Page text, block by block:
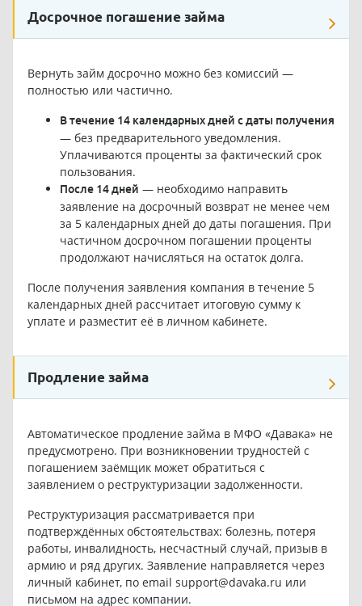
Досрочное погашение займа
Вернуть займ досрочно можно без комиссий —
полностью или частично.
В течение 14 календарных дней с даты получения
— без предварительного уведомления.
Уплачиваются проценты за фактический срок
пользования.
После 14 дней — необходимо направить
заявление на досрочный возврат не менее чем
за 5 календарных дней до даты погашения. При
частичном досрочном погашении проценты
продолжают начисляться на остаток долга.
После получения заявления компания в течение 5
календарных дней рассчитает итоговую сумму к
уплате и разместит её в личном кабинете.
Продление займа
Автоматическое продление займа в МФО «Давака» не
предусмотрено. При возникновении трудностей с
погашением заёмщик может обратиться с
заявлением о реструктуризации задолженности.
Реструктуризация рассматривается при
подтверждённых обстоятельствах: болезнь, потеря
работы, инвалидность, несчастный случай, призыв в
армию и ряд других. Заявление направляется через
личный кабинет, по email support@davaka.ru или
письмом на адрес компании.